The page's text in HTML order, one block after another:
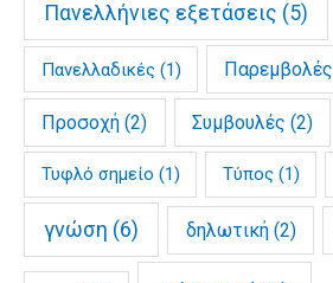
Πανελλήνιες εξετάσεις (5)
Πανελλαδικές(1) Παρεμβολές
Προσοχή (2) Συμβουλές (2)
Τυφλό σημείο (1) Τύπος(1)
γνώση (6) δηλωτική(2)